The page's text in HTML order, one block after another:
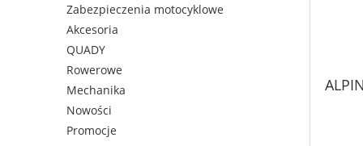
Zabezpieczenia motocyklowe
Akcesoria
QUADY
Rowerowe
Mechanika
Nowości
Promocje